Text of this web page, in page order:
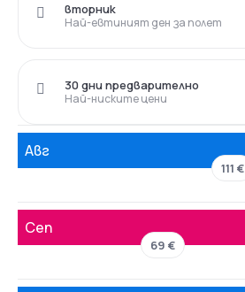
Най-евтиният ден за полет
вторник
Най-ниските цени
30 дни предварително
Авг
111 €
Сеп
69 €